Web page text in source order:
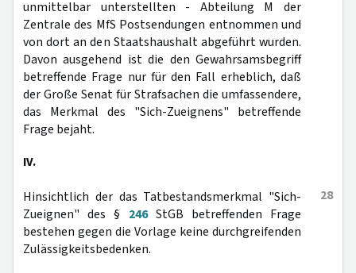
unmittelbar unterstellten - Abteilung M der
Zentrale des MfS Postsendungen entnommen und
von dort an den Staatshaushalt abgeführt wurden.
Davon ausgehend ist die den Gewahrsamsbegriff
betreffende Frage nur für den Fall erheblich, daß
der Große Senat für Strafsachen die umfassendere,
das Merkmal des "Sich-Zueignens" betreffende
Frage bejaht.
IV.
28
Hinsichtlich der das Tatbestandsmerkmal "Sich-
Zueignen" des § 246StGB betreffenden Frage
bestehen gegen die Vorlage keine durchgreifenden
Zulässigkeitsbedenken.